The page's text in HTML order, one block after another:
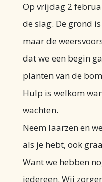
Op vrijdag 2
de slag. De grond
maar de
dat we een begin
planten van de
Hulp is welkom
wachten.
Neem laarzen en
als je hebt, ook
Want we hebben
iedereen. Wij